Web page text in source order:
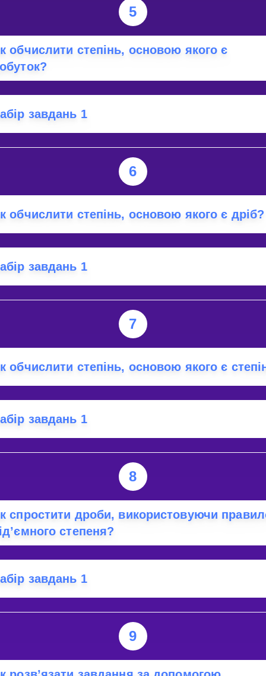
5
обчислити степінь, основою якого є
завдань 1
6
обчислити степінь, основою якого є дріб?
завдань 1
7
обчислити степінь, основою якого є
завдань 1
8
спростити дроби, використовуючи
степеня?
завдань 1
9